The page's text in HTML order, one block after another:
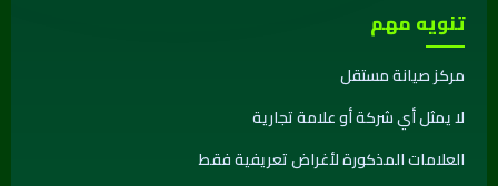
تنويه مهم
مركز صيانة مستقل
لا يمثل أي شركة أو علامة تجارية
العلامات المذكورة لأغراض تعريفية فقط